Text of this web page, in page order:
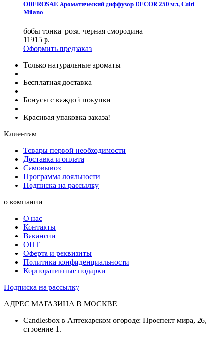
ODEROSAE Ароматический диффузор DECOR 250 мл, Culti
Milano
бобы тонка, роза, черная смородина
11915 р.
Оформить предзаказ
Только натуральные ароматы
Бесплатная доставка
Бонусы с каждой покупки
Красивая упаковка заказа!
Клиентам
Товары первой необходимости
Доставка и оплата
Самовывоз
Программа лояльности
Подписка на рассылку
о компании
О нас
Контакты
Вакансии
ОПТ
Оферта и реквизиты
Политика конфиденциальности
Корпоративные подарки
Подписка на рассылку
АДРЕС МАГАЗИНА В МОСКВЕ
Candlesbox в Аптекарском огороде: Проспект мира, 26,
строение 1.